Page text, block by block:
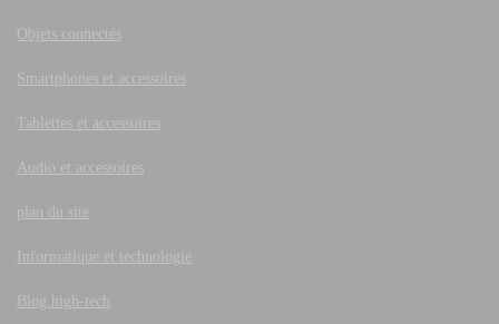
Objets connectés
Smartphones et accessoires
Tablettes et accessoires
Audio et accessoires
plan du site
Informatique et technologie
Blog high-tech